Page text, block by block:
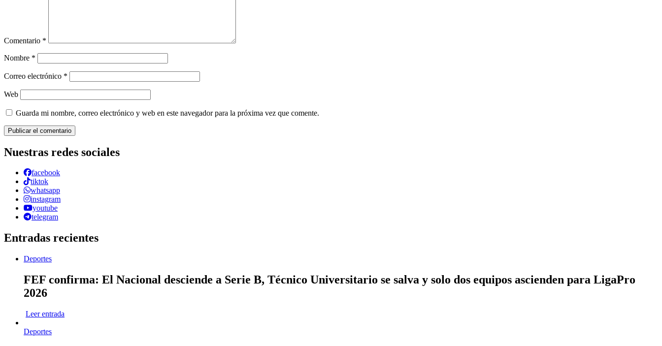
Comentario *
Nombre *
Correo electrónico *
Web
Guarda mi nombre, correo electrónico y web en este navegador para la próxima vez que comente.
Nuestras redes sociales
facebook
tiktok
whatsapp
instagram
youtube
telegram
Entradas recientes
Deportes
FEF confirma: El Nacional desciende a Serie B, Técnico Universitario se salva y solo dos equipos ascienden para LigaPro
2026
Leer entrada
Deportes